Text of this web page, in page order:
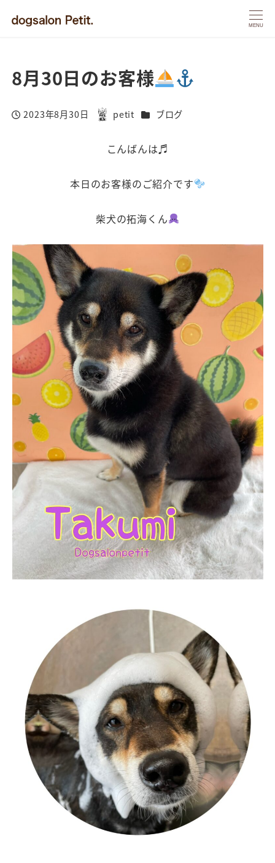
MENU
8月30日のお客様
投稿日
2023年8月30日
著
petit カテゴリー
ブログ
こんばんは♬
本日のお客様のご紹介です
柴犬の拓海くん